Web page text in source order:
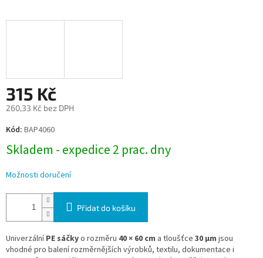
315 Kč
260,33 Kč bez DPH
Měrná
cena:
Kód: BAP4060
Skladem - expedice 2 prac. dny
Možnosti doručení
Přidat do košíku
UniverzálníPE sáčkyo rozměru 40 × 60 cm a tloušťce 30 µm jsou
vhodné pro balení rozměrnějších výrobků, textilu, dokumentace i